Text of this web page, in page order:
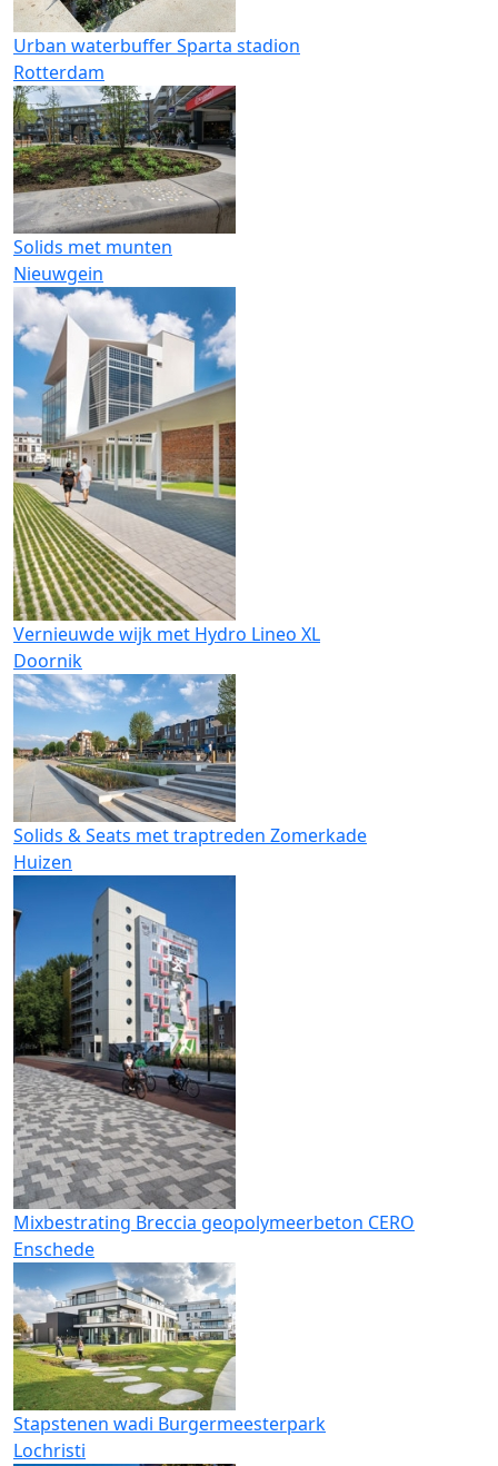
Urban waterbuffer Sparta stadion
Rotterdam
Solids met munten
Nieuwgein
Vernieuwde wijk met Hydro Lineo XL
Doornik
Solids & Seats met traptreden Zomerkade
Huizen
Mixbestrating Breccia geopolymeerbeton CERO
Enschede
Stapstenen wadi Burgermeesterpark
Lochristi